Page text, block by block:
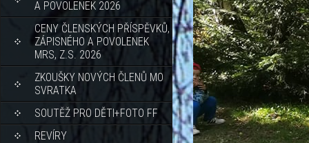
A POVOLENEK 2026
CENY ČLENSKÝCH PŘÍSPĚVKŮ,
ZÁPISNÉHO A POVOLENEK
MRS, Z.S. 2026
ZKOUŠKY NOVÝCH ČLENŮ MO
SVRATKA
SOUTĚŽ PRO DĚTI+FOTO FF
REVÍRY